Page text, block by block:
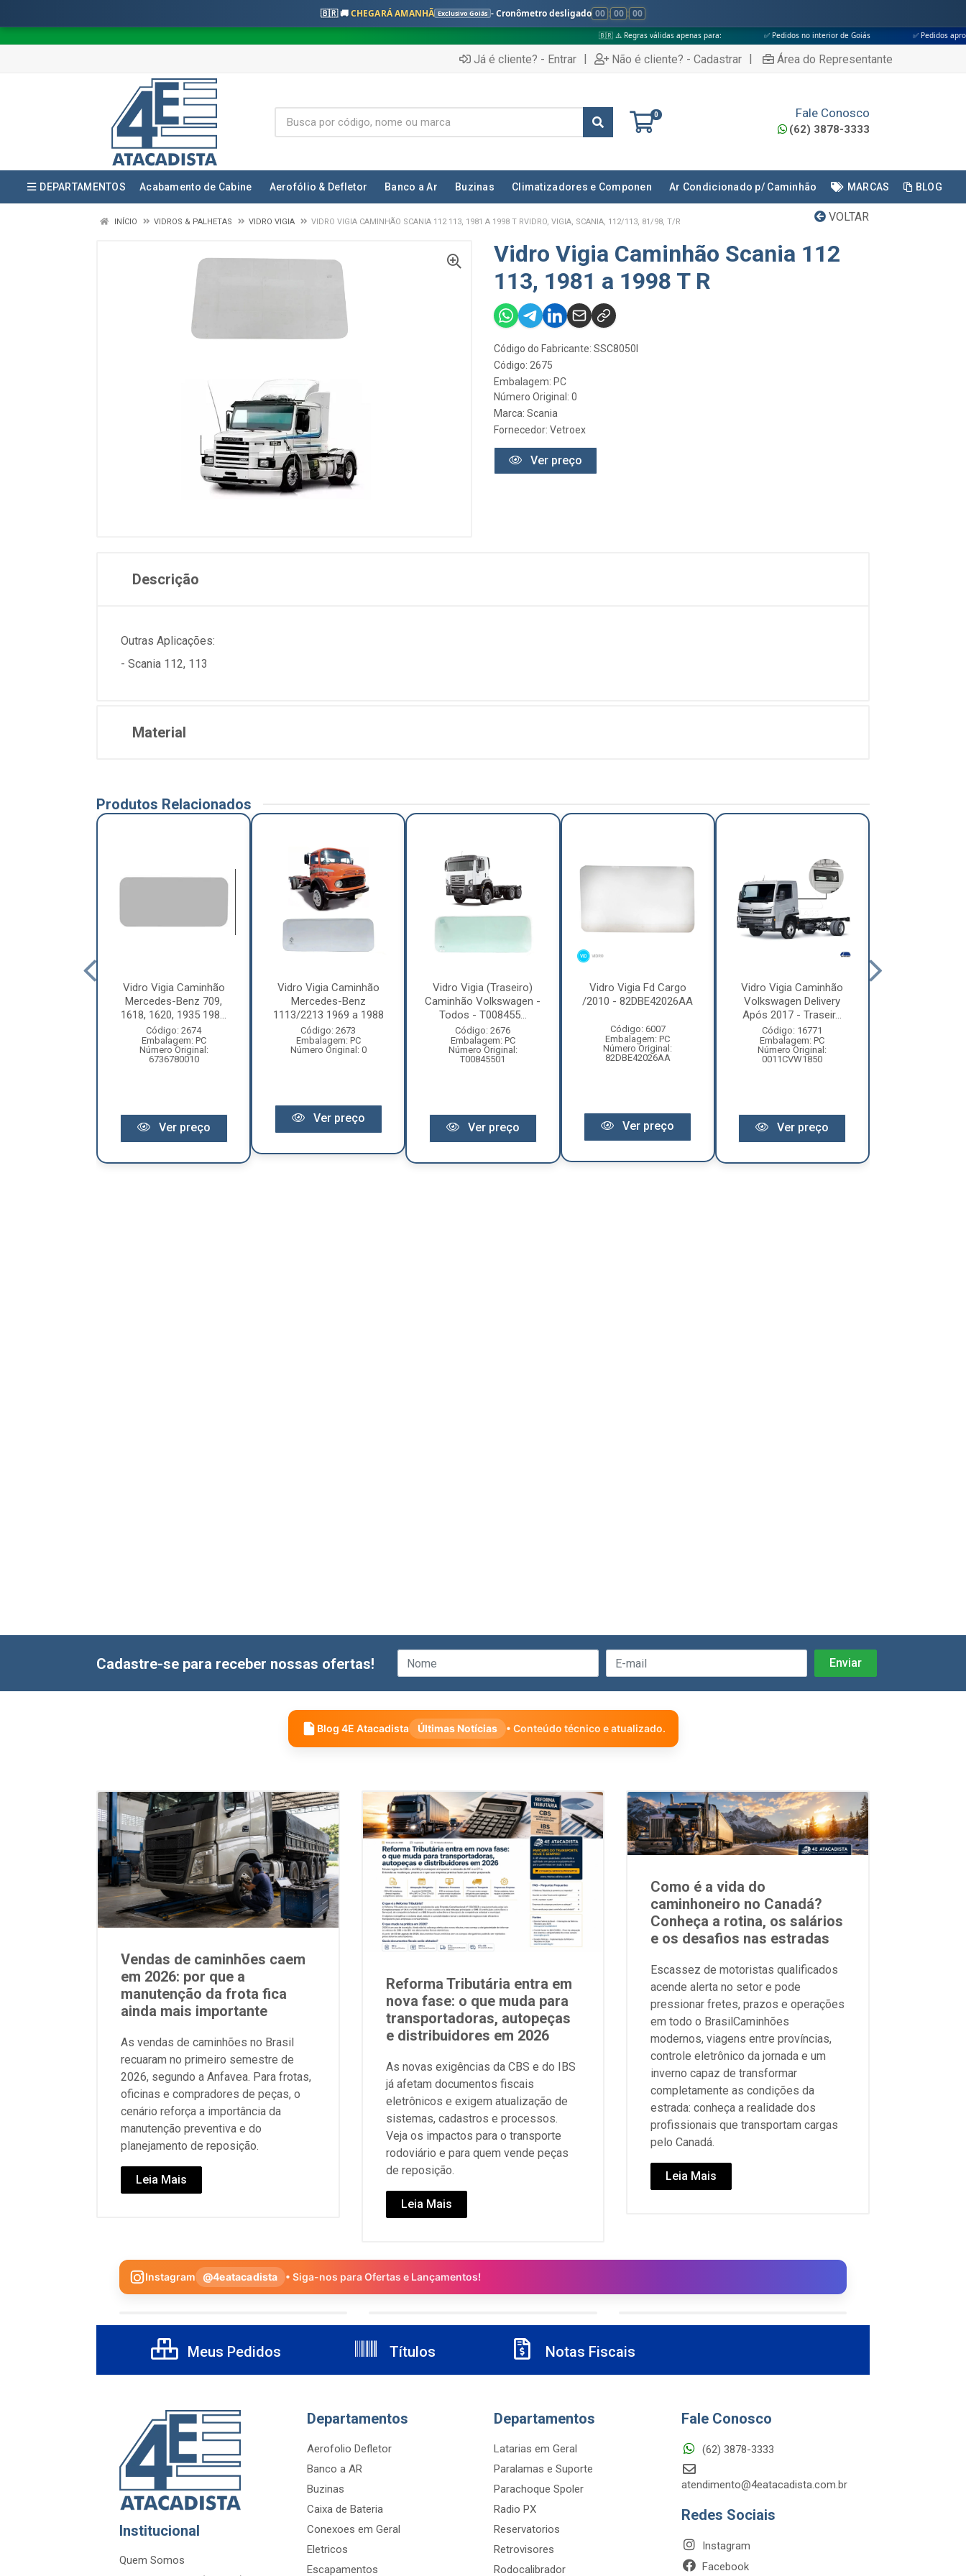
🇧🇷 🚚CHEGARÁ AMANHÃ Exclusivo Goiás - Cronômetro desligado 00 : 00 : 00
🇧🇷 ⚠️ Regras válidas apenas para: ✅ Pedidos no interior de Goiás ✅ Pedidos aprovados até às 18h
Já é cliente? - Entrar | Não é cliente? - Cadastrar | Área do Representante
0 Fale Conosco
(62) 3878-3333
DEPARTAMENTOS Acabamento de Cabine Aerofólio & Defletor Banco a Ar Buzinas Climatizadores e Componen Ar Condicionado p/ Caminhão MARCAS BLOG
VOLTAR
INÍCIO VIDROS & PALHETAS VIDRO VIGIA VIDRO VIGIA CAMINHÃO SCANIA 112 113, 1981 A 1998 T RVIDRO, VIGIA, SCANIA, 112/113, 81/98, T/R
Vidro Vigia Caminhão Scania 112
113, 1981 a 1998 T R
Código do Fabricante: SSC8050I
Código: 2675
Embalagem: PC
Número Original: 0
Marca: Scania
Fornecedor: Vetroex
Ver preço
Descrição
Outras Aplicações:
- Scania 112, 113
Material
Produtos Relacionados
Vidro Vigia Caminhão
Mercedes-Benz 709,
1618, 1620, 1935 198...
Código: 2674
Embalagem: PC
Número Original:
6736780010
Ver preço
Vidro Vigia Caminhão
Mercedes-Benz
1113/2213 1969 a 1988
Código: 2673
Embalagem: PC
Número Original: 0
Ver preço
Vidro Vigia (Traseiro)
Caminhão Volkswagen -
Todos - T008455...
Código: 2676
Embalagem: PC
Número Original:
T00845501
Ver preço
Vidro Vigia Fd Cargo
/2010 - 82DBE42026AA
Código: 6007
Embalagem: PC
Número Original:
82DBE42026AA
Ver preço
Vidro Vigia Caminhão
Volkswagen Delivery
Após 2017 - Traseir...
Código: 16771
Embalagem: PC
Número Original:
0011CVW1850
Ver preço
Cadastre-se para receber nossas ofertas!
Blog 4E Atacadista Últimas Notícias • Conteúdo técnico e atualizado.
Vendas de caminhões caem
em 2026: por que a
manutenção da frota fica
ainda mais importante
As vendas de caminhões no Brasil
recuaram no primeiro semestre de
2026, segundo a Anfavea. Para frotas,
oficinas e compradores de peças, o
cenário reforça a importância da
manutenção preventiva e do
planejamento de reposição.
Leia Mais
Reforma Tributária entra em
nova fase: o que muda para
transportadoras, autopeças
e distribuidores em 2026
As novas exigências da CBS e do IBS
já afetam documentos fiscais
eletrônicos e exigem atualização de
sistemas, cadastros e processos.
Veja os impactos para o transporte
rodoviário e para quem vende peças
de reposição.
Leia Mais
Como é a vida do
caminhoneiro no Canadá?
Conheça a rotina, os salários
e os desafios nas estradas
Escassez de motoristas qualificados
acende alerta no setor e pode
pressionar fretes, prazos e operações
em todo o BrasilCaminhões
modernos, viagens entre províncias,
controle eletrônico da jornada e um
inverno capaz de transformar
completamente as condições da
estrada: conheça a realidade dos
profissionais que transportam cargas
pelo Canadá.
Leia Mais
Instagram @4eatacadista • Siga-nos para Ofertas e Lançamentos!
Meus Pedidos Títulos Notas Fiscais
Institucional
Quem Somos
Departamentos
Aerofolio Defletor
Banco a AR
Buzinas
Caixa de Bateria
Conexoes em Geral
Eletricos
Escapamentos
Departamentos
Latarias em Geral
Paralamas e Suporte
Parachoque Spoler
Radio PX
Reservatorios
Retrovisores
Rodocalibrador
Fale Conosco
(62) 3878-3333
atendimento@4eatacadista.com.br
Redes Sociais
Instagram
Facebook